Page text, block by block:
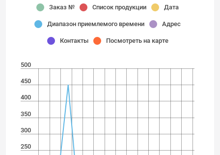
Заказ № Список продукции Дата
Диапазон приемлемого времени Адрес
Контакты Посмотреть на карте
250
300
350
400
450
500